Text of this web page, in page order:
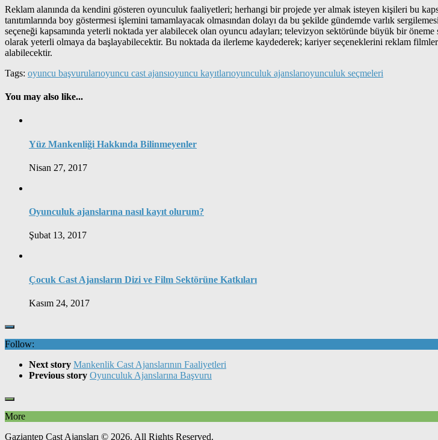
Reklam alanında da kendini gösteren oyunculuk faaliyetleri; herhangi bir projede yer almak isteyen kişileri bu
tanıtımlarında boy göstermesi işlemini tamamlayacak olmasından dolayı da bu şekilde gündemde varlık
seçeneği kapsamında yeterli noktada yer alabilecek olan oyuncu adayları; televizyon sektöründe büyük bir
olarak yeterli olmaya da başlayabilecektir. Bu noktada da ilerleme kaydederek; kariyer seçeneklerini reklam
alabilecektir.
Tags: oyuncu başvurularıoyuncu cast ajansıoyuncu kayıtlarıoyunculuk ajanslarıoyunculuk seçmeleri
You may also like...
Yüz Mankenliği Hakkında Bilinmeyenler
Nisan 27, 2017
Oyunculuk ajanslarına nasıl kayıt olurum?
Şubat 13, 2017
Çocuk Cast Ajansların Dizi ve Film Sektörüne Katkıları
Kasım 24, 2017
Follow:
Next story Mankenlik Cast Ajanslarının Faaliyetleri
Previous story Oyunculuk Ajanslarına Başvuru
More
Gaziantep Cast Ajansları © 2026. All Rights Reserved.